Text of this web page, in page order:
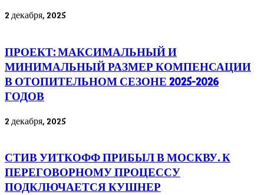
2 декабря, 2025
ПРОЕКТ: МАКСИМАЛЬНЫЙ И
МИНИМАЛЬНЫЙ РАЗМЕР КОМПЕНСАЦИИ
В ОТОПИТЕЛЬНОМ СЕЗОНЕ 2025-2026
ГОДОВ
2 декабря, 2025
СТИВ УИТКОФФ ПРИБЫЛ В МОСКВУ. К
ПЕРЕГОВОРНОМУ ПРОЦЕССУ
ПОДКЛЮЧАЕТСЯ КУШНЕР